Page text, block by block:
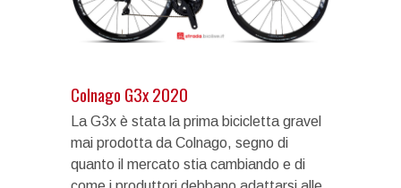
Colnago G3x 2020
La G3x è stata la prima bicicletta gravel
mai prodotta da Colnago, segno di
quanto il mercato stia cambiando e di